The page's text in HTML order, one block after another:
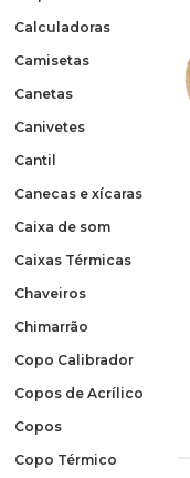
Calculadoras
Camisetas
Canetas
Canivetes
Cantil
Canecas e xícaras
Caixa de som
Caixas Térmicas
Chaveiros
Chimarrão
Copo Calibrador
Copos de Acrílico
Copos
Copo Térmico